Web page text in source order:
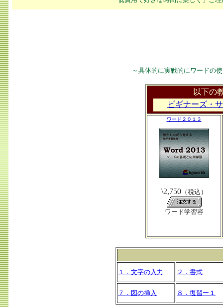
～具体的に実戦的にワードの
以下の
ビギナーズ・
ワード２０１３
\2,750（税込）
ワード学習容
１．文字の入力 ２．書式
７．図の挿入 ８．復習ー１